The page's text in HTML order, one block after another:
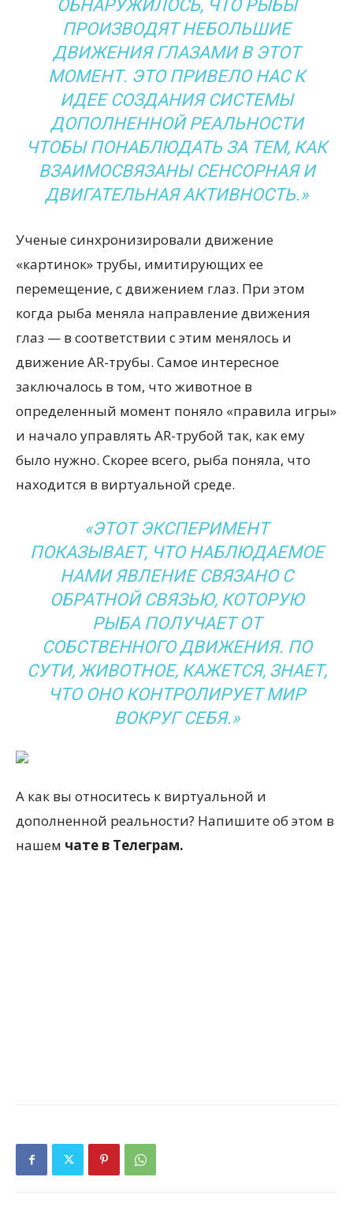
ОБНАРУЖИЛОСЬ, ЧТО РЫБЫ
ПРОИЗВОДЯТ НЕБОЛЬШИЕ
ДВИЖЕНИЯ ГЛАЗАМИ В ЭТОТ
МОМЕНТ. ЭТО ПРИВЕЛО НАС К
ИДЕЕ СОЗДАНИЯ СИСТЕМЫ
ДОПОЛНЕННОЙ РЕАЛЬНОСТИ
ЧТОБЫ ПОНАБЛЮДАТЬ ЗА ТЕМ, КАК
ВЗАИМОСВЯЗАНЫ СЕНСОРНАЯ И
ДВИГАТЕЛЬНАЯ АКТИВНОСТЬ.»
Ученые синхронизировали движение
«картинок» трубы, имитирующих ее
перемещение, с движением глаз. При этом
когда рыба меняла направление движения
глаз — в соответствии с этим менялось и
движение AR-трубы. Самое интересное
заключалось в том, что животное в
определенный момент поняло «правила игры»
и начало управлять AR-трубой так, как ему
было нужно. Скорее всего, рыба поняла, что
находится в виртуальной среде.
«ЭТОТ ЭКСПЕРИМЕНТ
ПОКАЗЫВАЕТ, ЧТО НАБЛЮДАЕМОЕ
НАМИ ЯВЛЕНИЕ СВЯЗАНО С
ОБРАТНОЙ СВЯЗЬЮ, КОТОРУЮ
РЫБА ПОЛУЧАЕТ ОТ
СОБСТВЕННОГО ДВИЖЕНИЯ. ПО
СУТИ, ЖИВОТНОЕ, КАЖЕТСЯ, ЗНАЕТ,
ЧТО ОНО КОНТРОЛИРУЕТ МИР
ВОКРУГ СЕБЯ.»
А как вы относитесь к виртуальной и
дополненной реальности? Напишите об этом в
нашем чате в Телеграм.